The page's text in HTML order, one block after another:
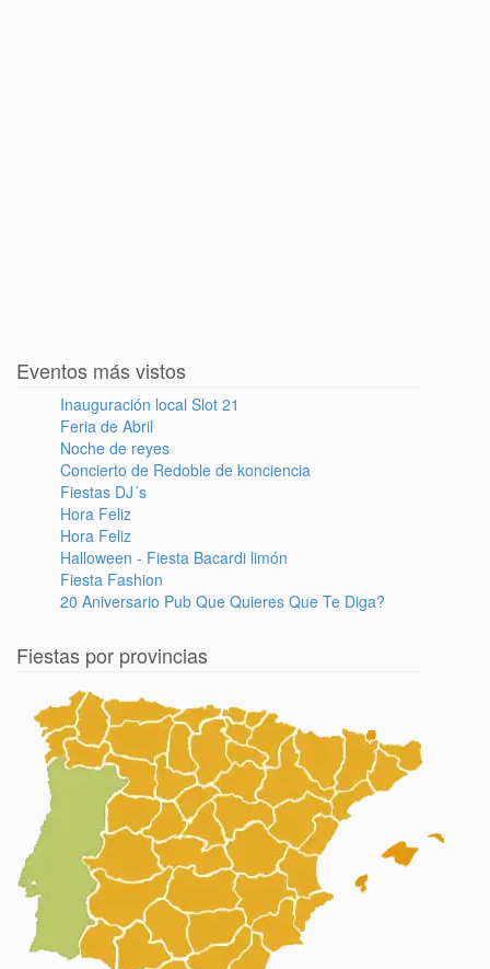
Eventos más vistos
Inauguración local Slot 21
Feria de Abril
Noche de reyes
Concierto de Redoble de konciencia
Fiestas DJ´s
Hora Feliz
Hora Feliz
Halloween - Fiesta Bacardi limón
Fiesta Fashion
20 Aniversario Pub Que Quieres Que Te Diga?
Fiestas por provincias